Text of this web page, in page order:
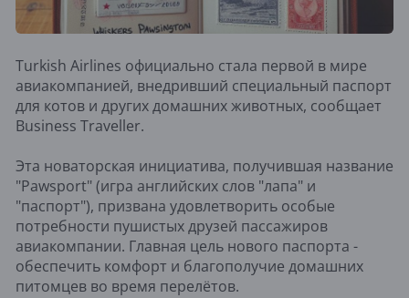
Turkish Airlines официально стала первой в мире
авиакомпанией, внедривший специальный паспорт
для котов и других домашних животных, сообщает
Business Traveller.
Эта новаторская инициатива, получившая название
"Pawsport" (игра английских слов "лапа" и
"паспорт"), призвана удовлетворить особые
потребности пушистых друзей пассажиров
авиакомпании. Главная цель нового паспорта -
обеспечить комфорт и благополучие домашних
питомцев во время перелётов.